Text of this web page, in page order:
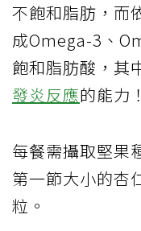
不飽和脂肪，而
成Omega-3、
飽和脂肪酸，其
發炎反應的能力！
每餐需攝取堅果
第一節大小的杏
粒。